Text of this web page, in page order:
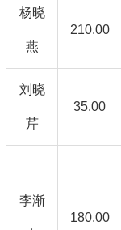
杨晓
燕
210.00
刘晓
芹
35.00
李渐
180.00